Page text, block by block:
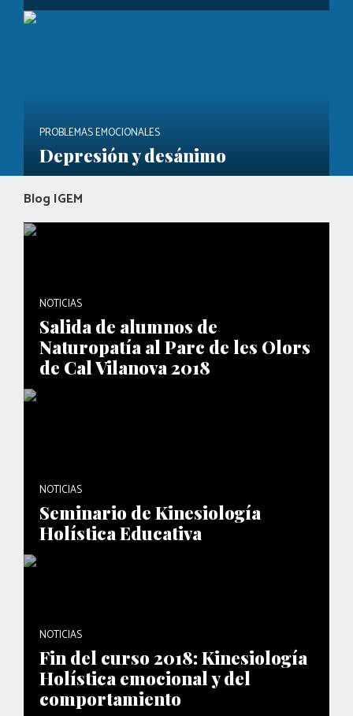
PROBLEMAS EMOCIONALES
Depresión y desánimo
Blog IGEM
NOTICIAS
Salida de alumnos de
Naturopatía al Parc de les Olors
de Cal Vilanova 2018
NOTICIAS
Seminario de Kinesiología
Holística Educativa
NOTICIAS
Fin del curso 2018: Kinesiología
Holística emocional y del
comportamiento